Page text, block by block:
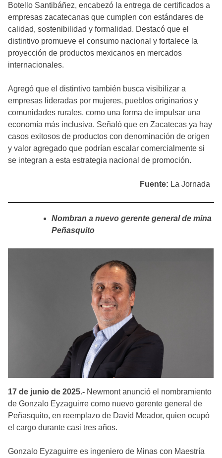
Botello Santibáñez, encabezó la entrega de certificados a
empresas zacatecanas que cumplen con estándares de
calidad, sostenibilidad y formalidad. Destacó que el
distintivo promueve el consumo nacional y fortalece la
proyección de productos mexicanos en mercados
internacionales.
Agregó que el distintivo también busca visibilizar a
empresas lideradas por mujeres, pueblos originarios y
comunidades rurales, como una forma de impulsar una
economía más inclusiva. Señaló que en Zacatecas ya hay
casos exitosos de productos con denominación de origen
y valor agregado que podrían escalar comercialmente si
se integran a esta estrategia nacional de promoción.
Fuente: La Jornada
Nombran a nuevo gerente general de mina
Peñasquito
17 de junio de 2025.- Newmont anunció el nombramiento
de Gonzalo Eyzaguirre como nuevo gerente general de
Peñasquito, en reemplazo de David Meador, quien ocupó
el cargo durante casi tres años.
Gonzalo Eyzaguirre es ingeniero de Minas con Maestría